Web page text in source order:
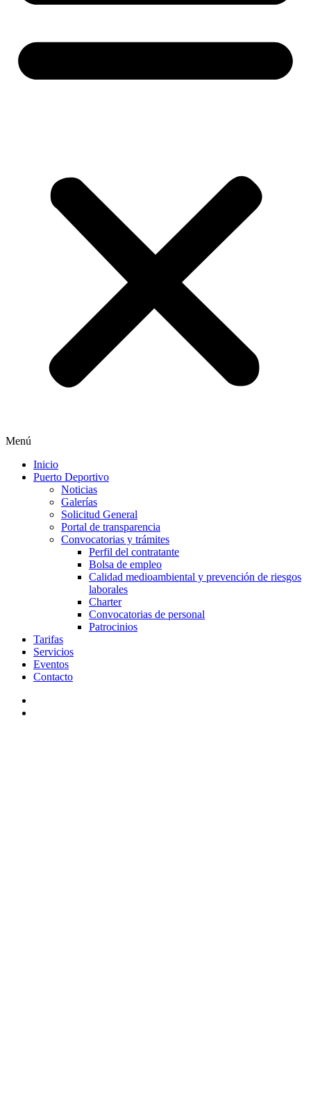
Menú
Inicio
Puerto Deportivo
Noticias
Galerías
Solicitud General
Portal de transparencia
Convocatorias y trámites
Perfil del contratante
Bolsa de empleo
Calidad medioambiental y prevención de riesgos
laborales
Charter
Convocatorias de personal
Patrocinios
Tarifas
Servicios
Eventos
Contacto